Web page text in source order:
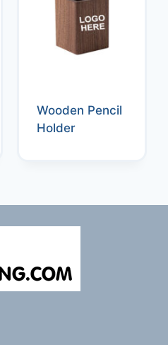
Wooden Pencil
Holder